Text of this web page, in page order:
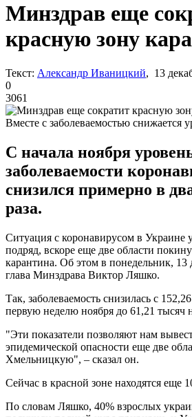
Минздрав еще
красную зону
Текст: Александр Иваницкий, 13
0
3061
Вместе с заболеваемостью снижается
С начала ноября
заболеваемости
снизился примерно в
раза.
Ситуация с коронавирусом в Украине
подряд, вскоре еще две области
карантина. Об этом в понедельник, 13
глава Минздрава Виктор Ляшко.
Так, заболеваемость снизилась с
первую неделю ноября до 61,21 тысяч
"Эти показатели позволяют нам
эпидемической опасности еще две
Хмельницкую", – сказал он.
Сейчас в красной зоне находятся еще
По словам Ляшко, 40% взрослых